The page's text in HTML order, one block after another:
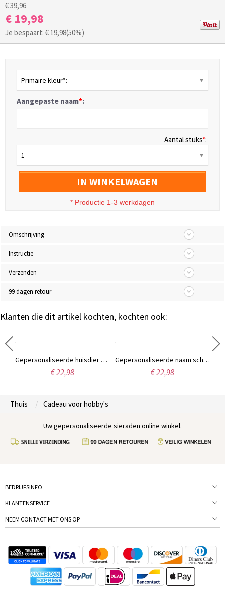
€ 39,96
€ 19,98
Je bespaart: € 19,98(50%)
Primaire kleur*:
Aangepaste naam*:
Aantal stuks*:
1
IN WINKELWAGEN
* Productie 1-3 werkdagen
Omschrijving
Instructie
Verzenden
99 dagen retour
Klanten die dit artikel kochten, kochten ook:
Gepersonaliseerde huisdier krant lezen op toilet muur kunst schilderij, grappig huisdier portret badkamer decor, housewarming cadeau, huisdier cadeau voor honden moeder/kattenliefhebber
€ 22,98
Gepersonaliseerde naam schoolbus ontwerp waterfles, 16oz PC plastic milieuvriendelijke kinderfles, verjaardags-/terug naar schoolcadeau voor jongens/meisjes/sportliefhebbers
€ 22,98
Thuis Cadeau voor hobby's
Uw gepersonaliseerde sieraden online winkel.
BEDRIJFSINFO
KLANTENSERVICE
NEEM CONTACT MET ONS OP